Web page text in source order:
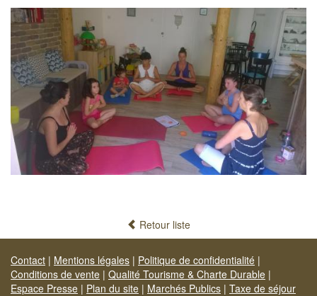
Retour liste
Contact | Mentions légales | Politique de confidentialité |
Conditions de vente | Qualité Tourisme & Charte Durable |
Espace Presse | Plan du site | Marchés Publics | Taxe de séjour